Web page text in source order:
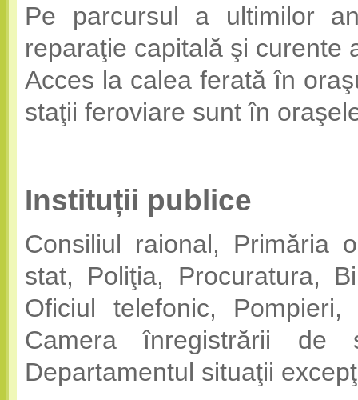
Pe parcursul a ultimilor
reparaţie capitală şi curente
Acces la calea ferată în
staţii feroviare sunt în
Instituții publice
Consiliul raional, Primăria
stat, Poliţia, Procuratura,
Oficiul telefonic,
Camera înregistrării de
Departamentul situaţii